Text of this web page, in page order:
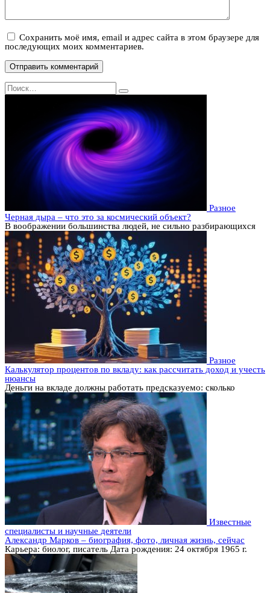
Сохранить моё имя, email и адрес сайта в этом браузере для
последующих моих комментариев.
Search
for:
Разное
Черная дыра – что это за космический объект?
В воображении большинства людей, не сильно разбирающихся
Разное
Калькулятор процентов по вкладу: как рассчитать доход и учесть
нюансы
Деньги на вкладе должны работать предсказуемо: сколько
Известные
специалисты и научные деятели
Александр Марков – биография, фото, личная жизнь, сейчас
Карьера: биолог, писатель Дата рождения: 24 октября 1965 г.